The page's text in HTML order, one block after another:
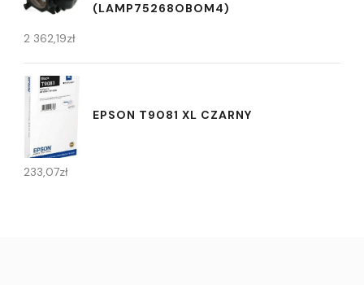
(LAMP75268OBOM4)
2 362,19zł
EPSON T9081 XL CZARNY
233,07zł